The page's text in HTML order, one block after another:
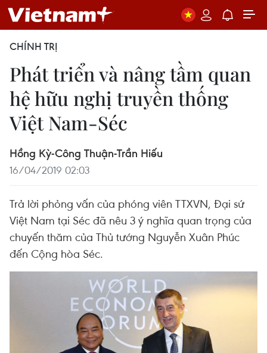
CHÍNH TRỊ
Phát triển và nâng tầm quan
hệ hữu nghị truyền thống
Việt Nam-Séc
Hồng Kỳ-Công Thuận-Trần Hiếu
16/04/2019 02:03
Trả lời phỏng vấn của phóng viên TTXVN, Đại sứ
Việt Nam tại Séc đã nêu 3 ý nghĩa quan trọng của
chuyến thăm của Thủ tướng Nguyễn Xuân Phúc
đến Cộng hòa Séc.